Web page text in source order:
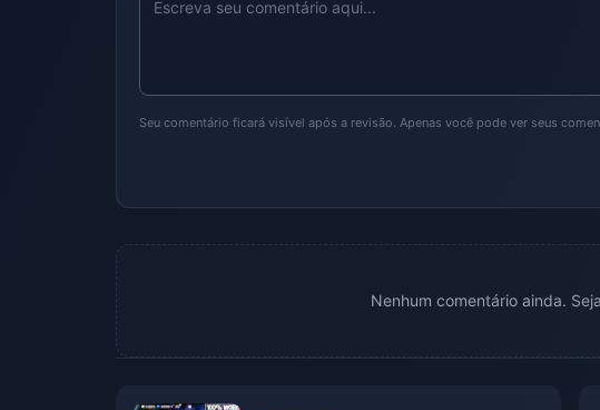
Seu comentário ficará visível após a revisão. Apenas você pode ver seus
Nenhum comentário ainda.